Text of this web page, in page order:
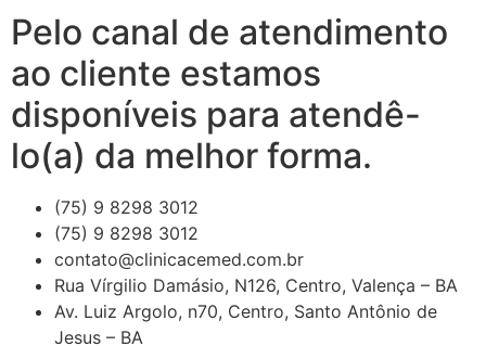
Pelo canal de atendimento
ao cliente estamos
disponíveis para atendê-
lo(a) da melhor forma.
(75) 9 8298 3012
(75) 9 8298 3012
contato@clinicacemed.com.br
Rua Vírgilio Damásio, N126, Centro, Valença – BA
Av. Luiz Argolo, n70, Centro, Santo Antônio de
Jesus – BA